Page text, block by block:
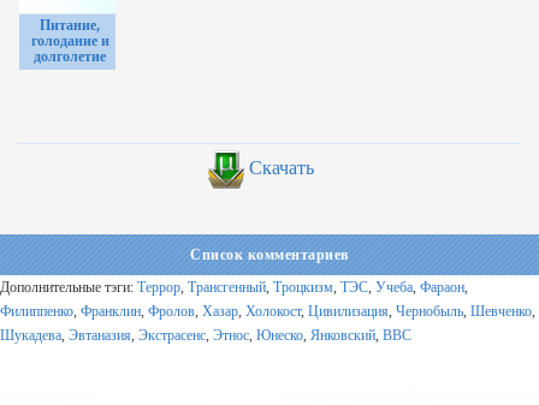
Питание,
голодание и
долголетие
Скачать
Список комментариев
Дополнительные тэги: Террор, Трансгенный, Троцкизм, ТЭС, Учеба, Фараон,
Филиппенко, Франклин, Фролов, Хазар, Холокост, Цивилизация, Чернобыль, Шевченко,
Шукадева, Эвтаназия, Экстрасенс, Этнос, Юнеско, Янковский, BBC